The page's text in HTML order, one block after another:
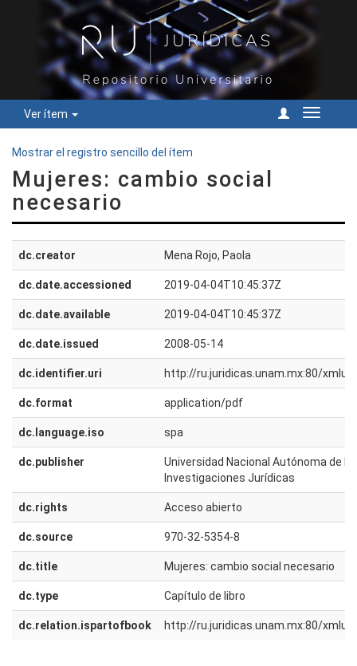
Ver ítem
Cambiar
Mostrar el registro sencillo del ítem
Mujeres: cambio social
necesario
dc.creator Mena Rojo, Paola
dc.date.accessioned 2019-04-04T10:45:37Z
dc.date.available 2019-04-04T10:45:37Z
dc.date.issued 2008-05-14
dc.identifier.uri http://ru.juridicas.unam.mx:80/
dc.format application/pdf
dc.language.iso spa
dc.publisher
Universidad Nacional Autónoma de
Investigaciones Jurídicas
dc.rights Acceso abierto
dc.source 970-32-5354-8
dc.title Mujeres: cambio social necesario
dc.type Capítulo de libro
dc.relation.ispartofbook http://ru.juridicas.unam.mx:80/